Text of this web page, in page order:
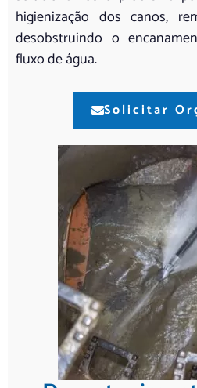
higienização dos canos,
desobstruindo o
fluxo de água.
Solicitar